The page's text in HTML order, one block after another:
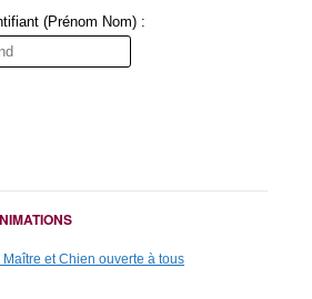
(Prénom Nom) :
et Chien ouverte à tous